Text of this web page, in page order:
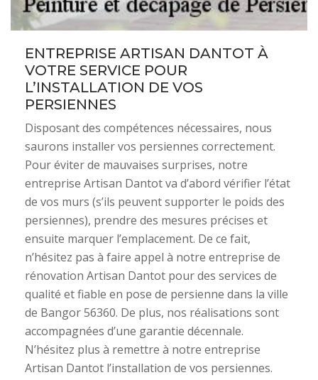
ENTREPRISE ARTISAN DANTOT À
VOTRE SERVICE POUR
L’INSTALLATION DE VOS
PERSIENNES
Disposant des compétences nécessaires, nous
saurons installer vos persiennes correctement.
Pour éviter de mauvaises surprises, notre
entreprise Artisan Dantot va d’abord vérifier l’état
de vos murs (s’ils peuvent supporter le poids des
persiennes), prendre des mesures précises et
ensuite marquer l’emplacement. De ce fait,
n’hésitez pas à faire appel à notre entreprise de
rénovation Artisan Dantot pour des services de
qualité et fiable en pose de persienne dans la ville
de Bangor 56360. De plus, nos réalisations sont
accompagnées d’une garantie décennale.
N’hésitez plus à remettre à notre entreprise
Artisan Dantot l’installation de vos persiennes.